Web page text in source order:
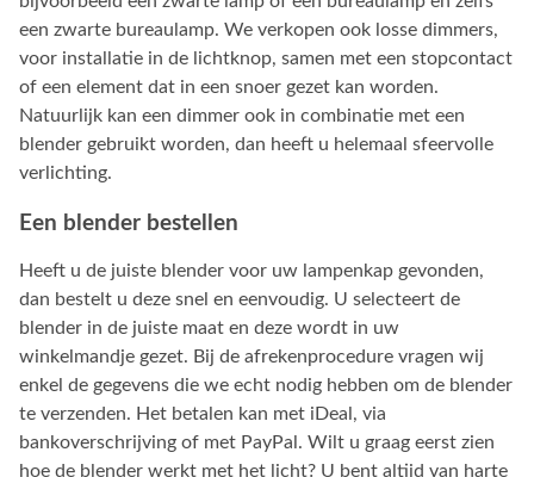
een zwarte bureaulamp. We verkopen ook losse dimmers,
voor installatie in de lichtknop, samen met een stopcontact
of een element dat in een snoer gezet kan worden.
Natuurlijk kan een dimmer ook in combinatie met een
blender gebruikt worden, dan heeft u helemaal sfeervolle
verlichting.
Een blender bestellen
Heeft u de juiste blender voor uw lampenkap gevonden,
dan bestelt u deze snel en eenvoudig. U selecteert de
blender in de juiste maat en deze wordt in uw
winkelmandje gezet. Bij de afrekenprocedure vragen wij
enkel de gegevens die we echt nodig hebben om de blender
te verzenden. Het betalen kan met iDeal, via
bankoverschrijving of met PayPal. Wilt u graag eerst zien
hoe de blender werkt met het licht? U bent altijd van harte